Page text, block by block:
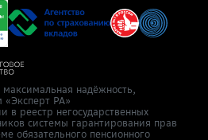
надёжность,
«Эксперт РА»
в реестр негосударственных
системы гарантирования прав
обязательного пенсионного